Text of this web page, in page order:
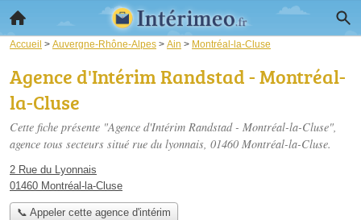
Accueil > Auvergne-Rhône-Alpes > Ain > Montréal-la-Cluse
Agence d'Intérim Randstad - Montréal-
la-Cluse
Cette fiche présente "Agence d'Intérim Randstad - Montréal-la-Cluse",
agence tous secteurs situé rue du lyonnais, 01460 Montréal-la-Cluse.
2 Rue du Lyonnais
01460 Montréal-la-Cluse
📞 Appeler cette agence d'intérim